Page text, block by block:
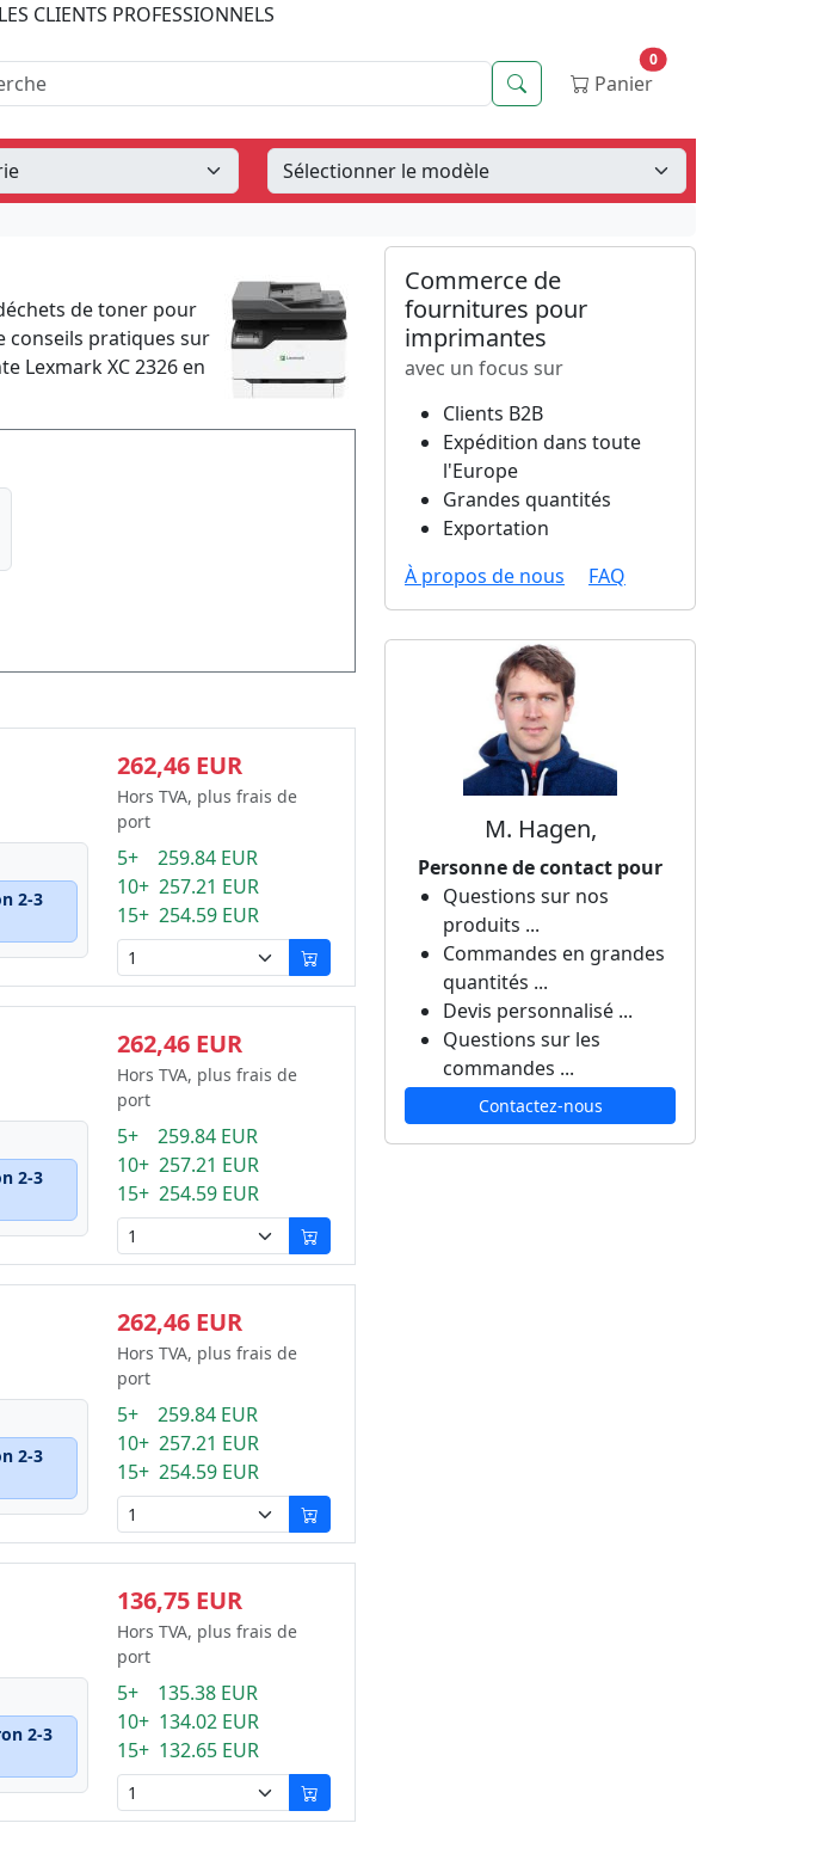
CLIENTS PROFESSIONNELS
RecherchePanier
0
de toner pour
conseils pratiques sur
Lexmark XC 2326 en
2-3
262,46 EUR
Hors TVA, plus frais de
port
5+ 259.84 EUR
10+ 257.21 EUR
15+ 254.59 EUR
2-3
262,46 EUR
Hors TVA, plus frais de
port
5+ 259.84 EUR
10+ 257.21 EUR
15+ 254.59 EUR
2-3
262,46 EUR
Hors TVA, plus frais de
port
5+ 259.84 EUR
10+ 257.21 EUR
15+ 254.59 EUR
2-3
136,75 EUR
Hors TVA, plus frais de
port
5+ 135.38 EUR
10+ 134.02 EUR
15+ 132.65 EUR
Commerce de
fournitures pour
imprimantes
avec un focus sur
Clients B2B
Expédition dans toute
l'Europe
Grandes quantités
Exportation
À propos de nous
FAQ
M. Hagen,
Personne de contact pour
Questions sur nos
produits ...
Commandes en grandes
quantités ...
Devis personnalisé ...
Questions sur les
commandes ...
Contactez-nous